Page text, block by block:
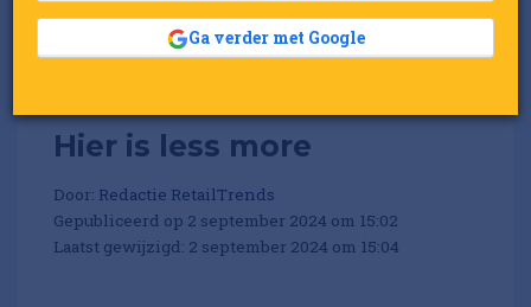
Hier is less more
Door: Redactie RetailTrends
Gepubliceerd op 2 september 2024 om 15:02
Laatst gewijzigd: 2 september 2024 om 15:04
Ga verder met Google